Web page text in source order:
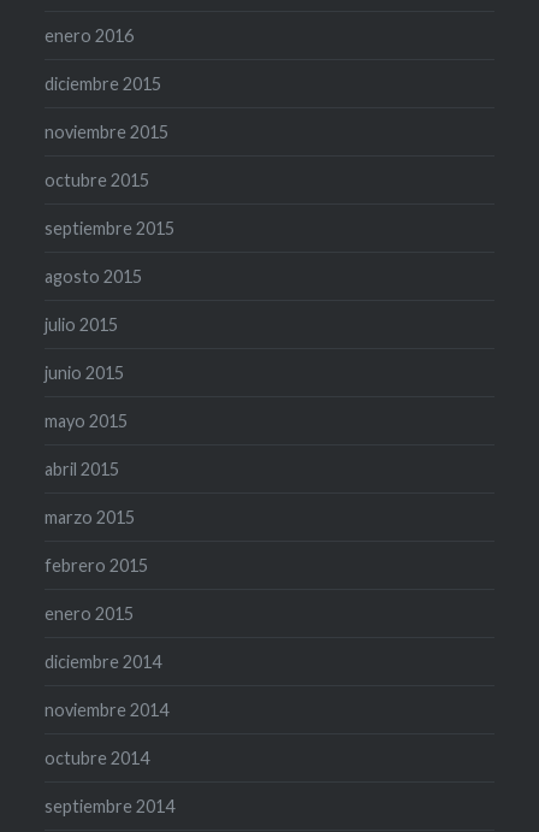
enero 2016
diciembre 2015
noviembre 2015
octubre 2015
septiembre 2015
agosto 2015
julio 2015
junio 2015
mayo 2015
abril 2015
marzo 2015
febrero 2015
enero 2015
diciembre 2014
noviembre 2014
octubre 2014
septiembre 2014